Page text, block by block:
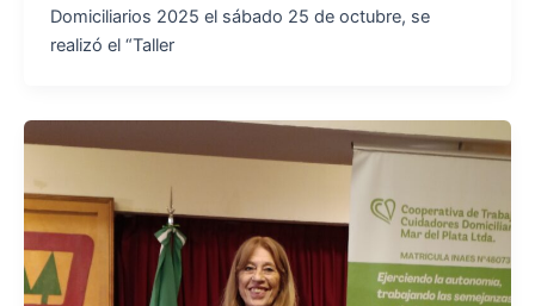
Domiciliarios 2025 el sábado 25 de octubre, se
realizó el “Taller